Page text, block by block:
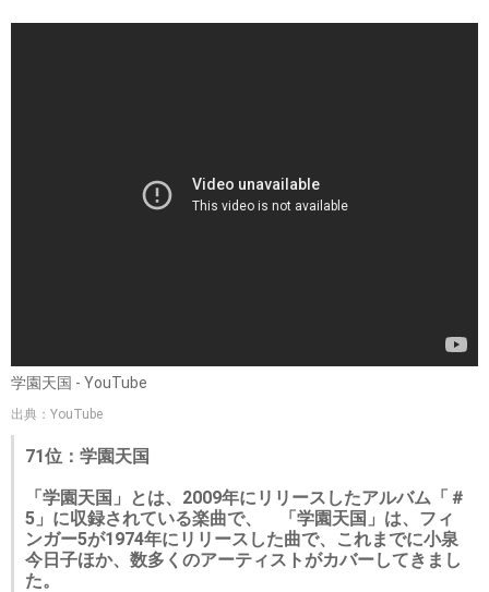
学園天国 - YouTube
出典：YouTube
71位：学園天国
「学園天国」とは、2009年にリリースしたアルバム「＃
5」に収録されている楽曲で、 「学園天国」は、フィ
ンガー5が1974年にリリースした曲で、これまでに小泉
今日子ほか、数多くのアーティストがカバーしてきまし
た。